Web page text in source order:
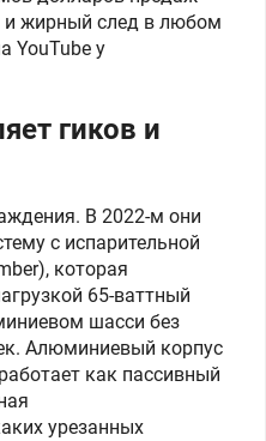
и жирный след в любом
YouTube у
гиков и
В 2022-м они
с испарительной
которая
65-ваттный
шасси без
Алюминиевый корпус
как пассивный
урезанных